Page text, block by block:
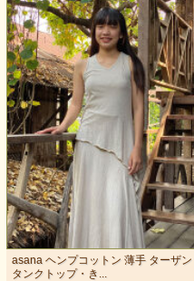
asana ヘンプコットン 薄手 ターザン
タンクトップ・き...